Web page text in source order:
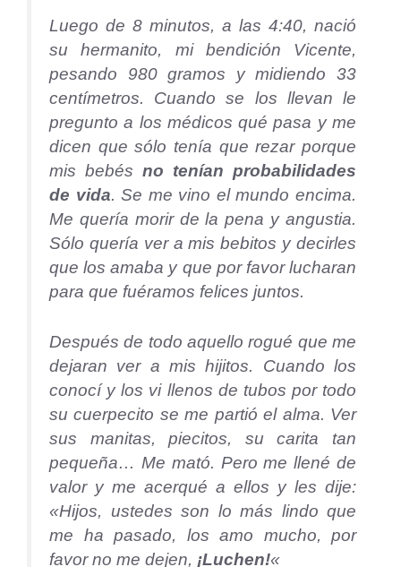
Luego de 8 minutos, a las 4:40, nació
su hermanito, mi bendición Vicente,
pesando 980 gramos y midiendo 33
centímetros. Cuando se los llevan le
pregunto a los médicos qué pasa y me
dicen que sólo tenía que rezar porque
mis bebés no tenían probabilidades
de vida. Se me vino el mundo encima.
Me quería morir de la pena y angustia.
Sólo quería ver a mis bebitos y decirles
que los amaba y que por favor lucharan
para que fuéramos felices juntos.
Después de todo aquello rogué que me
dejaran ver a mis hijitos. Cuando los
conocí y los vi llenos de tubos por todo
su cuerpecito se me partió el alma. Ver
sus manitas, piecitos, su carita tan
pequeña… Me mató. Pero me llené de
valor y me acerqué a ellos y les dije:
«Hijos, ustedes son lo más lindo que
me ha pasado, los amo mucho, por
favor no me dejen, ¡Luchen!«